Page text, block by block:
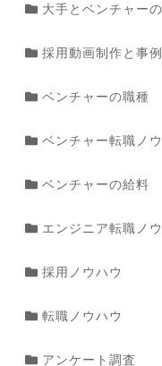
大手とベンチャー
採用動画制作と事例
ベンチャーの職種
ベンチャー転職ノ
ベンチャーの給料
エンジニア転職ノ
採用ノウハウ
転職ノウハウ
アンケート調査